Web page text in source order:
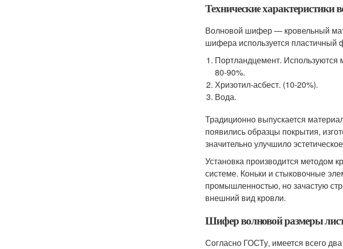
Технические характеристики
Волновой шифер — кровельный
шифера используется пластичный
Портландцемент. Используются
80-90%.
Хризотил-асбест. (10-20%).
Вода.
Традиционно выпускается
появились образцы покрытия,
значительно улучшило
Установка производится методом
системе. Коньки и стыковочные
промышленностью, но зачастую
внешний вид кровли.
Шифер волновой размеры
Согласно ГОСТу, имеется всего